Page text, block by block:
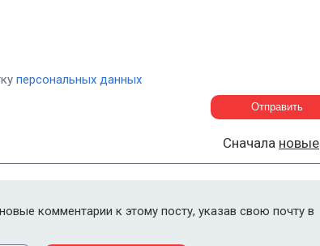
персональных данных
Сначала новые
комментарии к этому посту, указав свою почту в